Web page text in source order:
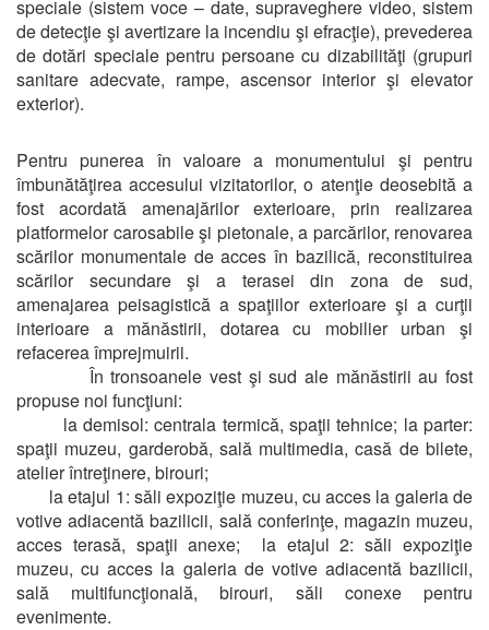
speciale (sistem voce – date, supraveghere video, sistem
de detecţie şi avertizare la incendiu şi efracţie), prevederea
de dotări speciale pentru persoane cu dizabilităţi (grupuri
sanitare adecvate, rampe, ascensor interior şi elevator
exterior).
Pentru punerea în valoare a monumentului şi pentru
îmbunătăţirea accesului vizitatorilor, o atenţie deosebită a
fost acordată amenajărilor exterioare, prin realizarea
platformelor carosabile şi pietonale, a parcărilor, renovarea
scărilor monumentale de acces în bazilică, reconstituirea
scărilor secundare şi a terasei din zona de sud,
amenajarea peisagistică a spaţiilor exterioare şi a curţii
interioare a mănăstirii, dotarea cu mobilier urban şi
refacerea împrejmuirii.
În tronsoanele vest şi sud ale mănăstirii au fost
propuse noi funcţiuni:
la demisol: centrala termică, spaţii tehnice; la parter:
spaţii muzeu, garderobă, sală multimedia, casă de bilete,
atelier întreţinere, birouri;
la etajul 1: săli expoziţie muzeu, cu acces la galeria de
votive adiacentă bazilicii, sală conferinţe, magazin muzeu,
acces terasă, spaţii anexe; la etajul 2: săli expoziţie
muzeu, cu acces la galeria de votive adiacentă bazilicii,
sală multifuncţională, birouri, săli conexe pentru
evenimente.